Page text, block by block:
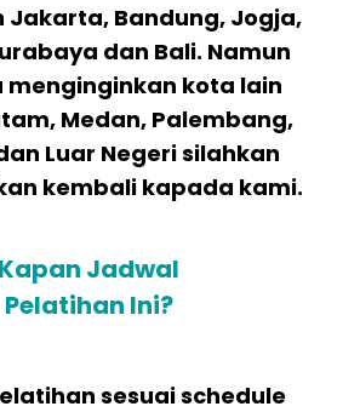
Jakarta, Bandung, Jogja,
dan Bali. Namun
menginginkan kota lain
Medan, Palembang,
Luar Negeri silahkan
kembali kapada kami.
Kapan Jadwal
Pelatihan Ini?
sesuai schedule